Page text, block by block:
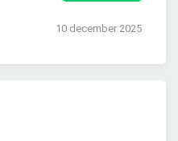
10 december 2025